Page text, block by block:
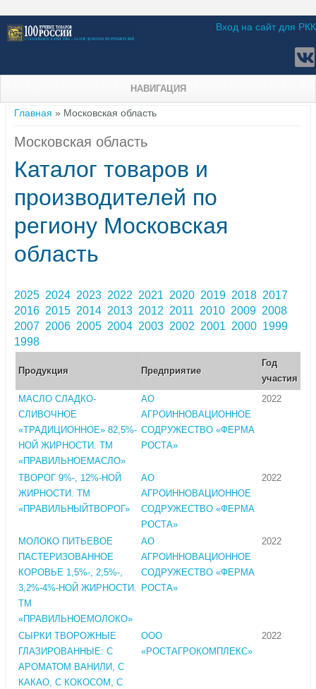
Вход на сайт для РКК
НАВИГАЦИЯ
Вы здесь
Главная » Московская область
Московская область
Каталог товаров и
производителей по
региону Московская
область
2025 2024 2023 2022 2021 2020 2019 2018 2017
2016 2015 2014 2013 2012 2011 2010 2009 2008
2007 2006 2005 2004 2003 2002 2001 2000 1999
1998
Продукция Предприятие
Год
участия
МАСЛО СЛАДКО-
СЛИВОЧНОЕ
«ТРАДИЦИОННОЕ» 82,5%-
НОЙ ЖИРНОСТИ. ТМ
«ПРАВИЛЬНОЕМАСЛО»
АО
АГРОИННОВАЦИОННОЕ
СОДРУЖЕСТВО «ФЕРМА
РОСТА»
2022
ТВОРОГ 9%-, 12%-НОЙ
ЖИРНОСТИ. ТМ
«ПРАВИЛЬНЫЙТВОРОГ»
АО
АГРОИННОВАЦИОННОЕ
СОДРУЖЕСТВО «ФЕРМА
РОСТА»
2022
МОЛОКО ПИТЬЕВОЕ
ПАСТЕРИЗОВАННОЕ
КОРОВЬЕ 1,5%-, 2,5%-,
3,2%-4%-НОЙ ЖИРНОСТИ.
ТМ
«ПРАВИЛЬНОЕМОЛОКО»
АО
АГРОИННОВАЦИОННОЕ
СОДРУЖЕСТВО «ФЕРМА
РОСТА»
2022
СЫРКИ ТВОРОЖНЫЕ
ГЛАЗИРОВАННЫЕ: С
АРОМАТОМ ВАНИЛИ, С
КАКАО, С КОКОСОМ, С
ООО
«РОСТАГРОКОМПЛЕКС»
2022